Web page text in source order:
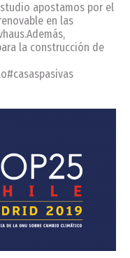
apostamos por el
en las
la construcción de